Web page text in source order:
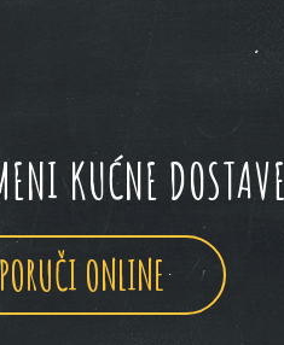
KUĆNE DOSTAVE
PORUČI ONLINE